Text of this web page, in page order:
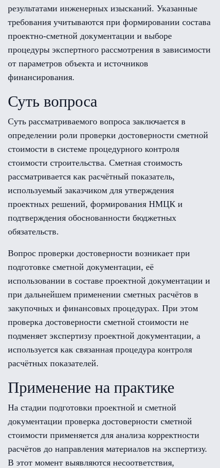
результатами инженерных изысканий. Указанные
требования учитываются при формировании состава
проектно-сметной документации и выборе
процедуры экспертного рассмотрения в зависимости
от параметров объекта и источников
финансирования.
Суть вопроса
Суть рассматриваемого вопроса заключается в
определении роли проверки достоверности сметной
стоимости в системе процедурного контроля
стоимости строительства. Сметная стоимость
рассматривается как расчётный показатель,
используемый заказчиком для утверждения
проектных решений, формирования НМЦК и
подтверждения обоснованности бюджетных
обязательств.
Вопрос проверки достоверности возникает при
подготовке сметной документации, её
использовании в составе проектной документации и
при дальнейшем применении сметных расчётов в
закупочных и финансовых процедурах. При этом
проверка достоверности сметной стоимости не
подменяет экспертизу проектной документации, а
используется как связанная процедура контроля
расчётных показателей.
Применение на практике
На стадии подготовки проектной и сметной
документации проверка достоверности сметной
стоимости применяется для анализа корректности
расчётов до направления материалов на экспертизу.
В этот момент выявляются несоответствия,